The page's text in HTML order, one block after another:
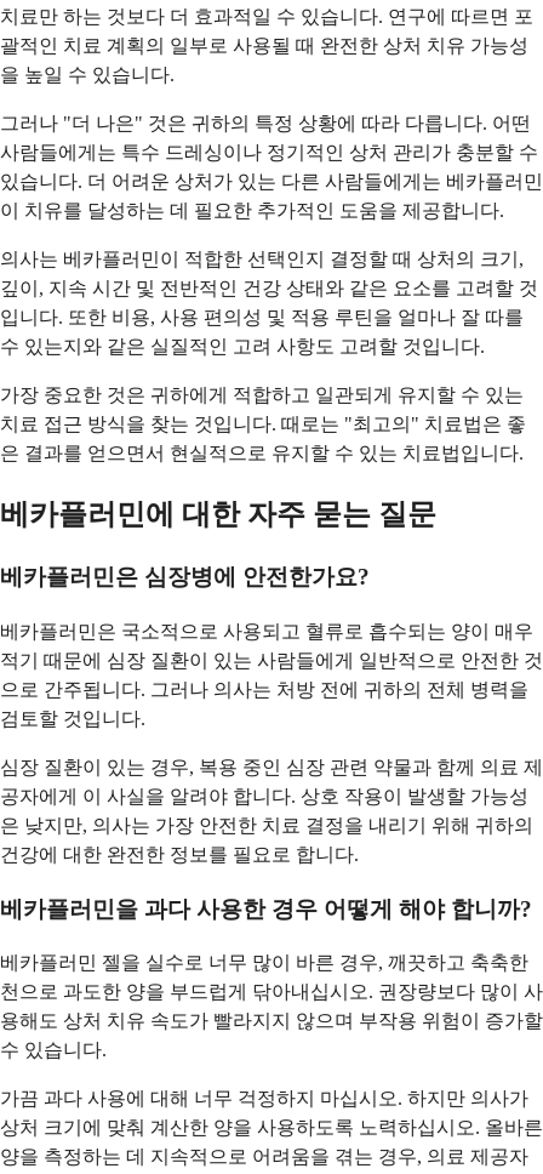
치료만 하는 것보다 더 효과적일 수 있습니다. 연구에 따르면 포
괄적인 치료 계획의 일부로 사용될 때 완전한 상처 치유 가능성
을 높일 수 있습니다.
그러나 "더 나은" 것은 귀하의 특정 상황에 따라 다릅니다. 어떤
사람들에게는 특수 드레싱이나 정기적인 상처 관리가 충분할 수
있습니다. 더 어려운 상처가 있는 다른 사람들에게는 베카플러민
이 치유를 달성하는 데 필요한 추가적인 도움을 제공합니다.
의사는 베카플러민이 적합한 선택인지 결정할 때 상처의 크기,
깊이, 지속 시간 및 전반적인 건강 상태와 같은 요소를 고려할 것
입니다. 또한 비용, 사용 편의성 및 적용 루틴을 얼마나 잘 따를
수 있는지와 같은 실질적인 고려 사항도 고려할 것입니다.
가장 중요한 것은 귀하에게 적합하고 일관되게 유지할 수 있는
치료 접근 방식을 찾는 것입니다. 때로는 "최고의" 치료법은 좋
은 결과를 얻으면서 현실적으로 유지할 수 있는 치료법입니다.
베카플러민에 대한 자주 묻는 질문
베카플러민은 심장병에 안전한가요?
베카플러민은 국소적으로 사용되고 혈류로 흡수되는 양이 매우
적기 때문에 심장 질환이 있는 사람들에게 일반적으로 안전한 것
으로 간주됩니다. 그러나 의사는 처방 전에 귀하의 전체 병력을
검토할 것입니다.
심장 질환이 있는 경우, 복용 중인 심장 관련 약물과 함께 의료 제
공자에게 이 사실을 알려야 합니다. 상호 작용이 발생할 가능성
은 낮지만, 의사는 가장 안전한 치료 결정을 내리기 위해 귀하의
건강에 대한 완전한 정보를 필요로 합니다.
베카플러민을 과다 사용한 경우 어떻게 해야 합니까?
베카플러민 젤을 실수로 너무 많이 바른 경우, 깨끗하고 축축한
천으로 과도한 양을 부드럽게 닦아내십시오. 권장량보다 많이 사
용해도 상처 치유 속도가 빨라지지 않으며 부작용 위험이 증가할
수 있습니다.
가끔 과다 사용에 대해 너무 걱정하지 마십시오. 하지만 의사가
상처 크기에 맞춰 계산한 양을 사용하도록 노력하십시오. 올바른
양을 측정하는 데 지속적으로 어려움을 겪는 경우, 의료 제공자